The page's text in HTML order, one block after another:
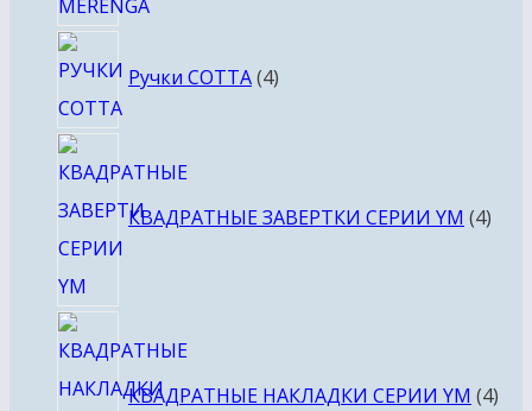
Ручки COTTA 4товара
КВАДРАТНЫЕ ЗАВЕРТКИ СЕРИИ YM 4
КВАДРАТНЫЕ НАКЛАДКИ СЕРИИ YM 4